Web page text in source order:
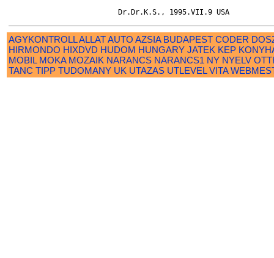
AGYKONTROLLALLATAUTO AZSIA BUDAPEST CODER
HIRMONDO HIXDVD HUDOM HUNGARY JATEK KEP
MOBIL MOKA MOZAIK NARANCS NARANCS1 NY NYELV
TANC TIPP TUDOMANY UK UTAZAS UTLEVEL VITA